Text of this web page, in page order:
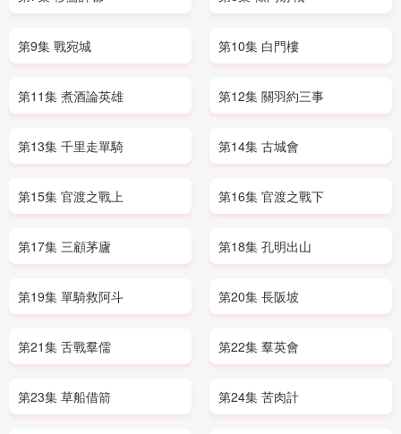
第9集 戰宛城 第10集 白門樓
第11集 煮酒論英雄 第12集 關羽約三事
第13集 千里走單騎 第14集 古城會
第15集 官渡之戰上 第16集 官渡之戰下
第17集 三顧茅廬 第18集 孔明出山
第19集 單騎救阿斗 第20集 長阪坡
第21集 舌戰羣儒 第22集 羣英會
第23集 草船借箭 第24集 苦肉計